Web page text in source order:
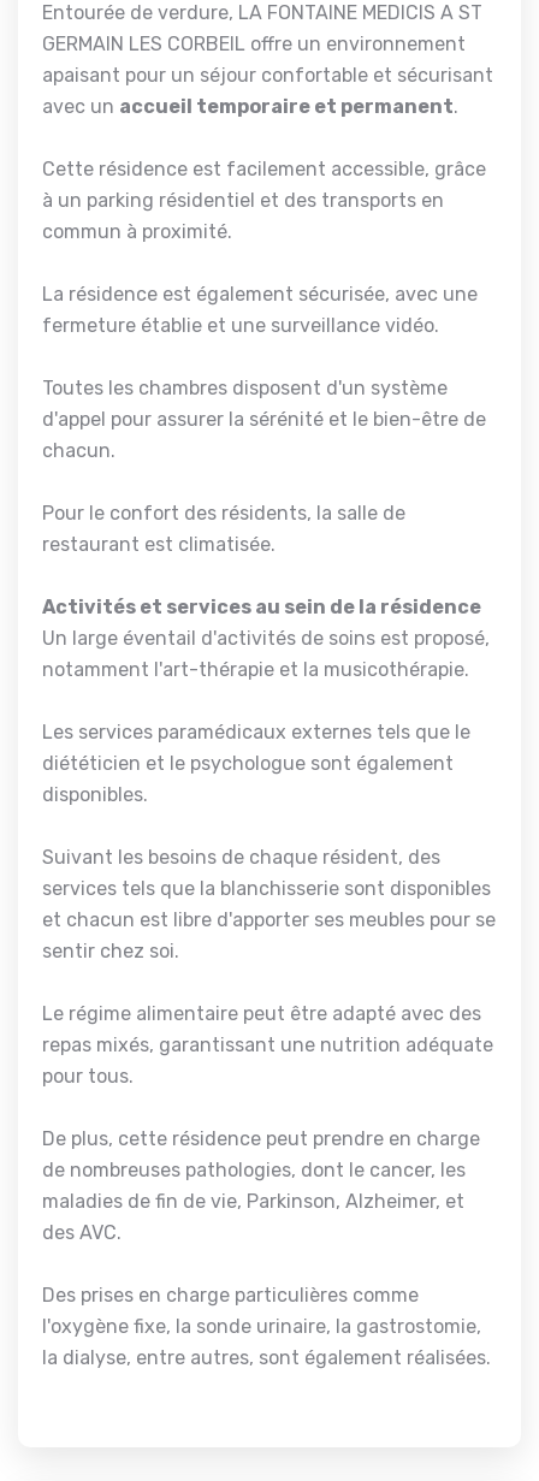
Entourée de verdure, LA FONTAINE MEDICIS A ST
GERMAIN LES CORBEIL offre un environnement
apaisant pour un séjour confortable et sécurisant
avec un accueil temporaire et permanent.
Cette résidence est facilement accessible, grâce
à un parking résidentiel et des transports en
commun à proximité.
La résidence est également sécurisée, avec une
fermeture établie et une surveillance vidéo.
Toutes les chambres disposent d'un système
d'appel pour assurer la sérénité et le bien-être de
chacun.
Pour le confort des résidents, la salle de
restaurant est climatisée.
Activités et services au sein de la résidence
Un large éventail d'activités de soins est proposé,
notamment l'art-thérapie et la musicothérapie.
Les services paramédicaux externes tels que le
diététicien et le psychologue sont également
disponibles.
Suivant les besoins de chaque résident, des
services tels que la blanchisserie sont disponibles
et chacun est libre d'apporter ses meubles pour se
sentir chez soi.
Le régime alimentaire peut être adapté avec des
repas mixés, garantissant une nutrition adéquate
pour tous.
De plus, cette résidence peut prendre en charge
de nombreuses pathologies, dont le cancer, les
maladies de fin de vie, Parkinson, Alzheimer, et
des AVC.
Des prises en charge particulières comme
l'oxygène fixe, la sonde urinaire, la gastrostomie,
la dialyse, entre autres, sont également réalisées.